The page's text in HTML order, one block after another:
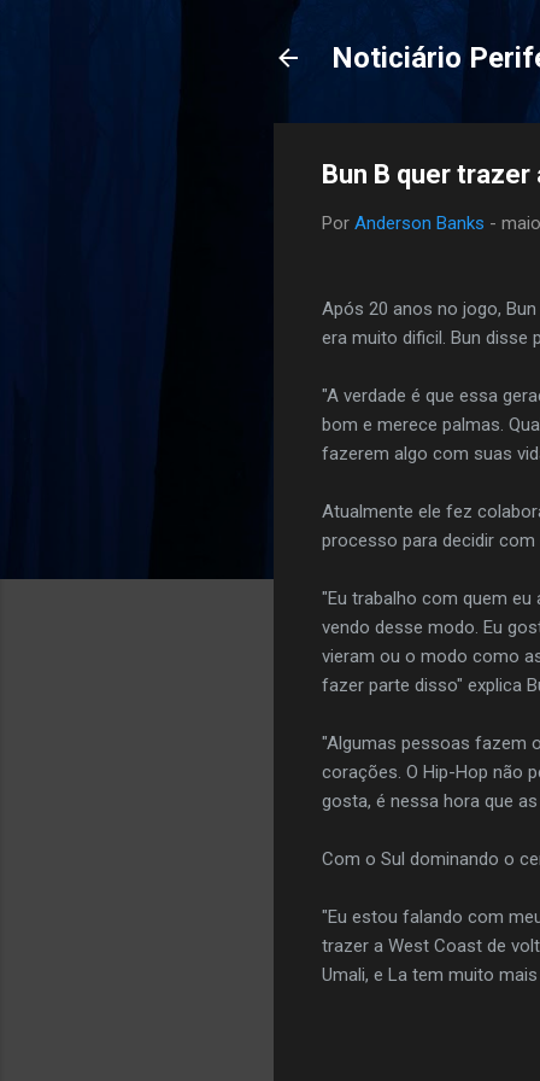
Noticiário
Bun B quer
Por Anderson Banks -
Após 20 anos no jogo,
era muito dificil. Bun disse
"A verdade é que essa
bom e merece palmas.
fazerem algo com suas
Atualmente ele fez
processo para decidir com
"Eu trabalho com quem
vendo desse modo. Eu
vieram ou o modo como
fazer parte disso" explica
"Algumas pessoas fazem
corações. O Hip-Hop não
gosta, é nessa hora que
Com o Sul dominando o
"Eu estou falando com
trazer a West Coast de
Umali, e La tem muito